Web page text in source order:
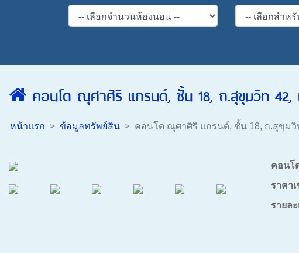
คอนโด ณุศาศิริ แกรนด์, ชั้น 18, ถ.สุขุมวิท 42,
หน้าแรก ข้อมูลทรัพย์สิน คอนโด ณุศาศิริ แกรนด์, ชั้น 18, ถ.สุขุมวิ
คอนโ
ราคา
รายละ